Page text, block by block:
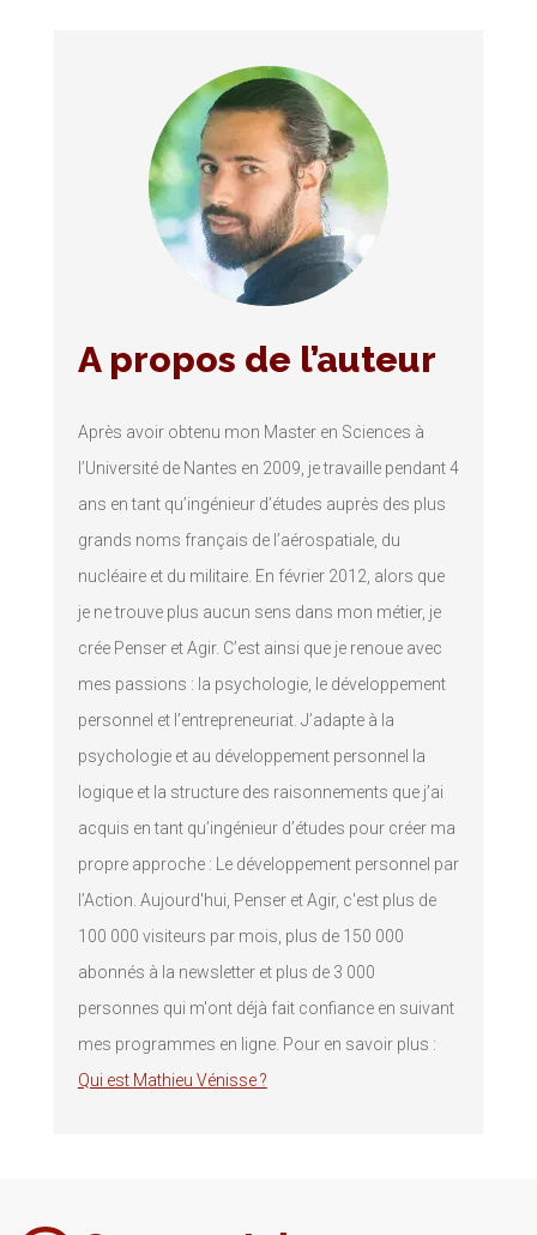
A propos de l’auteur
Après avoir obtenu mon Master en Sciences à
l’Université de Nantes en 2009, je travaille pendant 4
ans en tant qu’ingénieur d’études auprès des plus
grands noms français de l’aérospatiale, du
nucléaire et du militaire. En février 2012, alors que
je ne trouve plus aucun sens dans mon métier, je
crée Penser et Agir. C’est ainsi que je renoue avec
mes passions : la psychologie, le développement
personnel et l’entrepreneuriat. J’adapte à la
psychologie et au développement personnel la
logique et la structure des raisonnements que j’ai
acquis en tant qu’ingénieur d’études pour créer ma
propre approche : Le développement personnel par
l’Action. Aujourd'hui, Penser et Agir, c'est plus de
100 000 visiteurs par mois, plus de 150 000
abonnés à la newsletter et plus de 3 000
personnes qui m'ont déjà fait confiance en suivant
mes programmes en ligne. Pour en savoir plus :
Qui est Mathieu Vénisse ?